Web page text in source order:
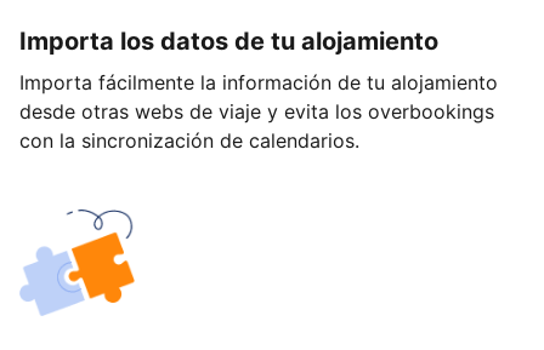
Importa los datos de tu alojamiento
Importa fácilmente la información de tu alojamiento
desde otras webs de viaje y evita los overbookings
con la sincronización de calendarios.